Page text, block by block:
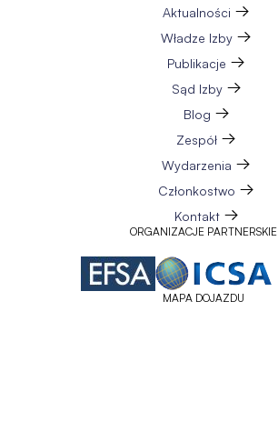
Aktualności
Władze Izby
Publikacje
Sąd Izby
Blog
Zespół
Wydarzenia
Członkostwo
Kontakt
ORGANIZACJE PARTNERSKIE
MAPA DOJAZDU